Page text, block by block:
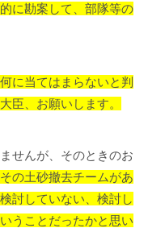
に勘案して、部隊等の
に当てはまらないと判
臣、お願いします。
せんが、そのときのお
の土砂撤去チームがあ
討していない、検討し
うことだったかと思い